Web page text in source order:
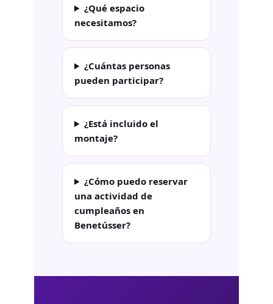
¿Qué espacio
necesitamos?
¿Cuántas personas
pueden participar?
¿Está incluido el
montaje?
¿Cómo puedo reservar
una actividad de
cumpleaños en
Benetússer?